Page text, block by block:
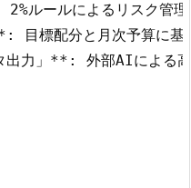
ルールによるリスク管理
標配分と月次予算に基
力」**: 外部AIによる高